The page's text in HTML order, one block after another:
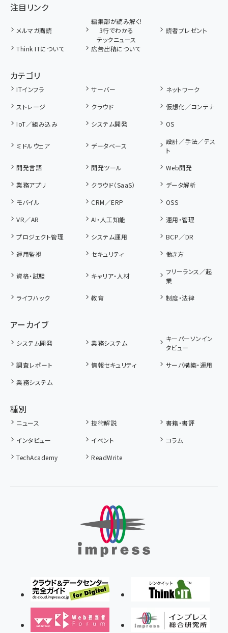
注目リンク
メルマガ購読
編集部が読み解く!
3行でわかる
テックニュース
読者プレゼント
Think ITについて 広告出稿について
カテゴリ
ITインフラ サーバー
ネットワーク
ストレージ
クラウド
仮想化／コンテナ
IoT／組み込み
システム開発 OS
ミドルウェア データベース
設計／手法／テス
ト
開発言語
開発ツール
Web開発
業務アプリ
クラウド（SaaS）
データ解析
モバイル
CRM／ERP
OSS
VR／AR
AI・人工知能
運用・管理
プロジェクト管理
システム運用
BCP／DR
運用監視
セキュリティ 働き方
資格・試験 キャリア・人材
フリーランス／起
業
ライフハック
教育 制度・法律
アーカイブ
システム開発 業務システム
キーパーソンイン
タビュー
調査レポート
情報セキュリティ
サーバ構築・運用
業務システム
種別
ニュース 技術解説
書籍・書評
インタビュー
イベント
コラム
TechAcademy
ReadWrite